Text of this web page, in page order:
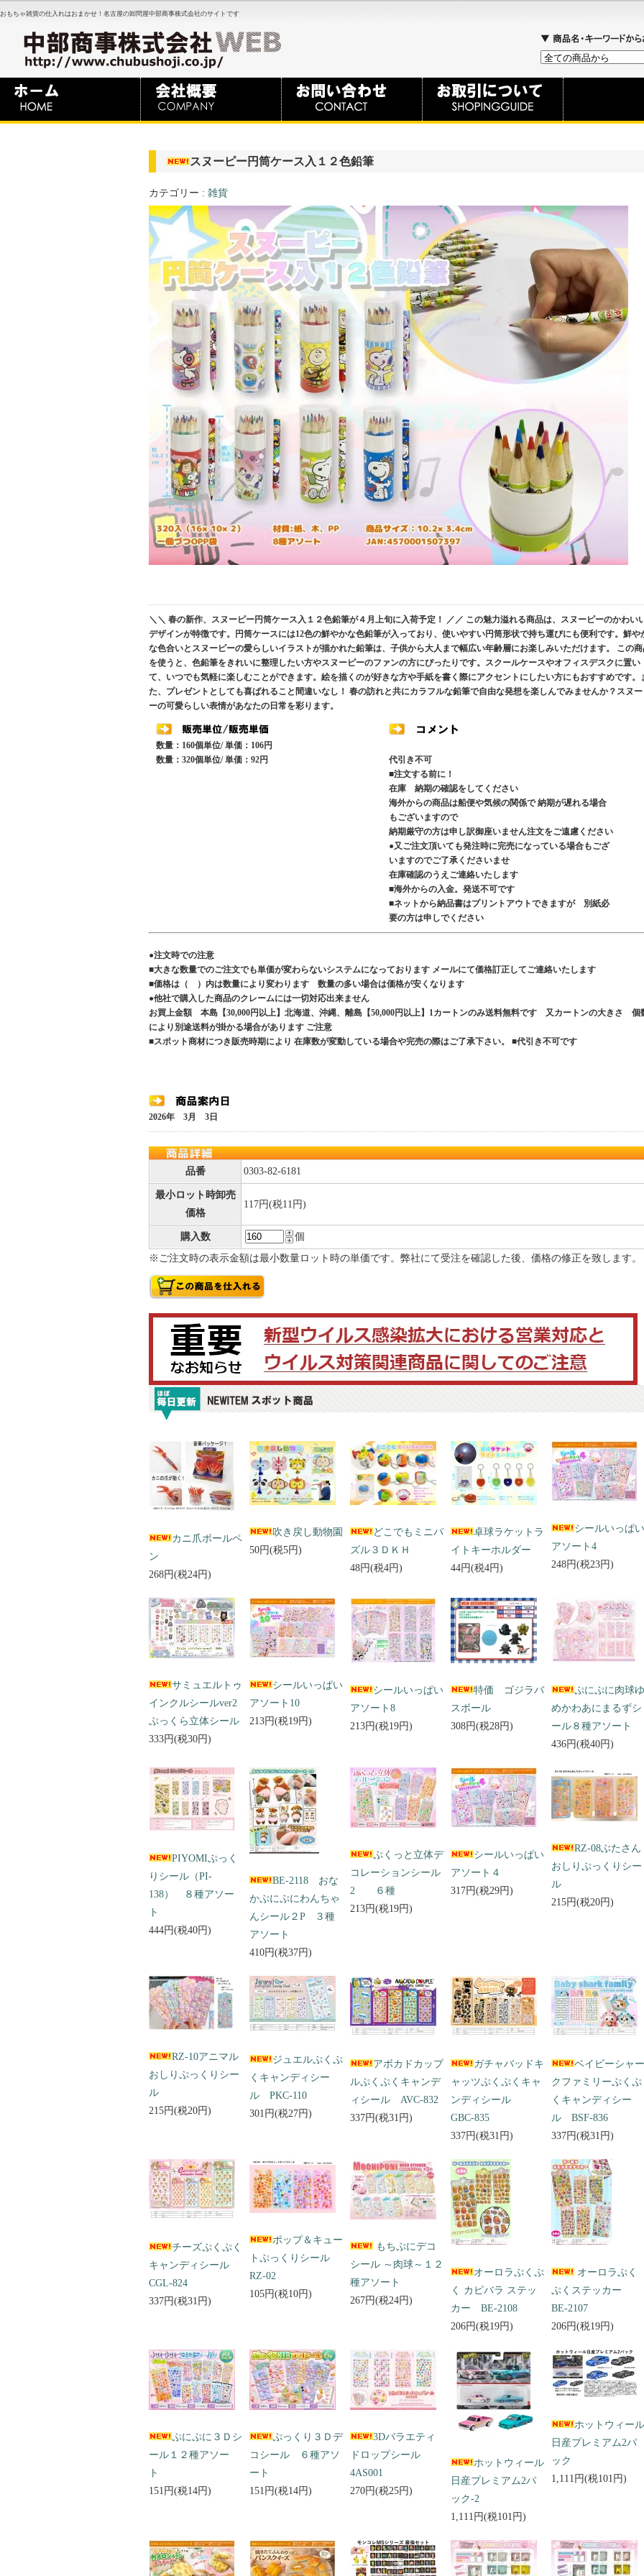
おもちゃ雑貨の仕入れはおまかせ！名古屋の卸問屋中部商事株式会社のサイトです
スヌーピー円筒ケース入１２色鉛筆
カテゴリー : 雑貨
＼＼ 春の新作、スヌーピー円筒ケース入１２色鉛筆が４月上旬に入荷予定！ ／／ この魅力溢れる商品は、スヌーピーのかわい
デザインが特徴です。円筒ケースには12色の鮮やかな色鉛筆が入っており、使いやすい円筒形状で持ち運びにも便利です。鮮や
な色合いとスヌーピーの愛らしいイラストが描かれた鉛筆は、子供から大人まで幅広い年齢層にお楽しみいただけます。 この
を使うと、色鉛筆をきれいに整理したい方やスヌーピーのファンの方にぴったりです。スクールケースやオフィスデスクに置い
て、いつでも気軽に楽しむことができます。絵を描くのが好きな方や手紙を書く際にアクセントにしたい方にもおすすめです。
た、プレゼントとしても喜ばれること間違いなし！ 春の訪れと共にカラフルな鉛筆で自由な発想を楽しんでみませんか？スヌ
ーの可愛らしい表情があなたの日常を彩ります。
数量：160個単位/ 単価：106円
数量：320個単位/ 単価：92円
代引き不可
■注文する前に！
在庫 納期の確認をしてください
海外からの商品は船便や気候の関係で 納期が遅れる場合
もございますので
納期厳守の方は申し訳御座いません注文をご遠慮ください
●又ご注文頂いても発注時に完売になっている場合もござ
いますのでご了承くださいませ
在庫確認のうえご連絡いたします
■海外からの入金。発送不可です
■ネットから納品書はプリントアウトできますが 別紙必
要の方は申しでください
●注文時での注意
■大きな数量でのご注文でも単価が変わらないシステムになっております メールにて価格訂正してご連絡いたします
■価格は（ ）内は数量により変わります 数量の多い場合は価格が安くなります
●他社で購入した商品のクレームには一切対応出来ません
お買上金額 本島【30,000円以上】北海道、沖縄、離島【50,000円以上】1カートンのみ送料無料です 又カートンの大きさ 個
により別途送料が掛かる場合があります ご注意
■スポット商材につき販売時期により 在庫数が変動している場合や完売の際はご了承下さい。 ■代引き不可です
2026年 3月 3日
品番 0303-82-6181
最小ロット時卸売
価格
117円(税11円)
購入数
個
※ご注文時の表示金額は最小数量ロット時の単価です。弊社にて受注を確認した後、価格の修正を致します。
カニ爪ボールペ
ン
268円(税24円)
吹き戻し動物園
50円(税5円)
どこでもミニパ
ズル３ＤＫＨ
48円(税4円)
卓球ラケットラ
イトキーホルダー
44円(税4円)
シールいっぱい
アソート4
248円(税23円)
サミュエルトゥ
インクルシールver2
ぷっくら立体シール
333円(税30円)
シールいっぱい
アソート10
213円(税19円)
シールいっぱい
アソート8
213円(税19円)
特価 ゴジラバ
スボール
308円(税28円)
ぷにぷに肉球ゆ
めかわあにまるずシ
ール８種アソート
436円(税40円)
PIYOMIぷっく
りシール（PI-
138） ８種アソー
ト
444円(税40円)
BE-2118 おな
かぷにぷにわんちゃ
んシール２P ３種
アソート
410円(税37円)
ぷくっと立体デ
コレーションシール
2 ６種
213円(税19円)
シールいっぱい
アソート４
317円(税29円)
RZ-08ぶたさん
おしりぷっくりシー
ル
215円(税20円)
RZ-10アニマル
おしりぷっくりシー
ル
215円(税20円)
ジュエルぷくぷ
くキャンディシー
ル PKC-110
301円(税27円)
アボカドカップ
ルぷくぷくキャンデ
ィシール AVC-832
337円(税31円)
ガチャバッドキ
ャッツぷくぷくキャ
ンディシール
GBC-835
337円(税31円)
ベイビーシャー
クファミリーぷくぷ
くキャンディシー
ル BSF-836
337円(税31円)
チーズぷくぷく
キャンディシール
CGL-824
337円(税31円)
ポップ＆キュー
トぷっくりシール
RZ-02
105円(税10円)
もちぷにデコ
シール ～肉球～１２
種アソート
267円(税24円)
オーロラぷくぷ
く カピバラ ステッ
カー BE-2108
206円(税19円)
オーロラぷく
ぷくステッカー
BE-2107
206円(税19円)
ぷにぷに３Ｄシ
ール１２種アソー
ト
151円(税14円)
ぷっくり３Ｄデ
コシール ６種アソ
ート
151円(税14円)
3Dバラエティ
ドロップシール
4AS001
270円(税25円)
ホットウィール
日産プレミアム2パ
ック-2
1,111円(税101円)
ホットウィール
日産プレミアム2パ
ック
1,111円(税101円)